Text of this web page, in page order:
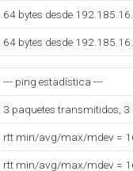
64 bytes desde
64 bytes desde
--- ping estadística ---
3 paquetes transmitidos,
rtt min/avg/max/mdev =
rtt min/avg/max/mdev =